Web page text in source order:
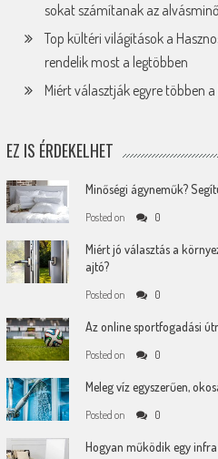
sokat számítanak az
Top kültéri világítások a
rendelik most a legtöbben
Miért választják egyre többen
EZ IS ÉRDEKELHET
Minőségi ágyneműk?
Posted on 0
Miért jó választás a
ajtó?
Posted on 0
Az online sportfogadási
Posted on 0
Meleg víz egyszerűen,
Posted on 0
Hogyan működik egy